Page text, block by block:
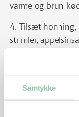
Samtykke
varme og brun
4. Tilsæt honning,
strimler,
5. Læg låg på og
30 minutter.
stegningen.